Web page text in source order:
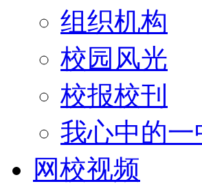
组织机构
校园风光
校报校刊
我心中的一
网校视频